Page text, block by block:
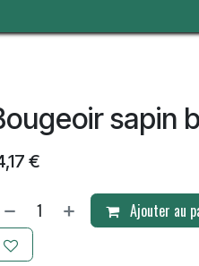
sapin
€
Ajouter au